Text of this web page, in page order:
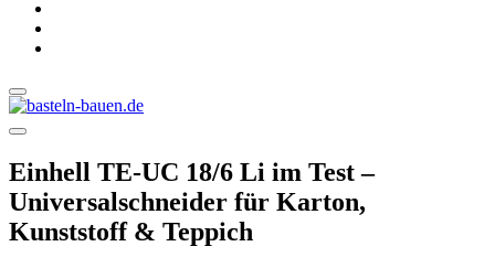
Einhell TE-UC 18/6 Li im Test –
Universalschneider für Karton,
Kunststoff & Teppich